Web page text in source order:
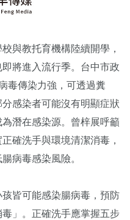
與教托育機構陸續開學，
將進入流行季。台中市政
毒傳染力強，可透過糞
感染者可能沒有明顯症狀
潛在感染源。曾梓展呼籲
確洗手與環境清潔消毒，
病毒感染風險。
皆可能感染腸病毒，預防
」。正確洗手應掌握五步